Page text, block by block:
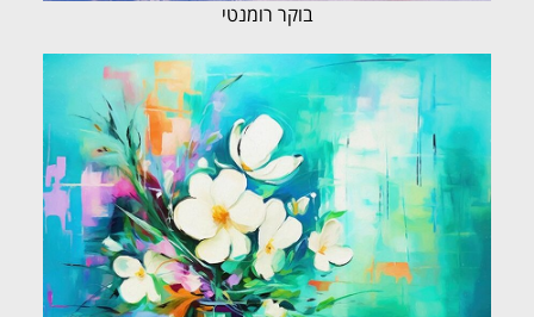
בוקר רומנטי